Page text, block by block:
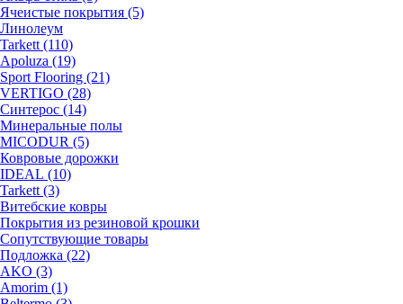
Ячеистые покрытия (5)
Линолеум
Tarkett (110)
Apoluza (19)
Sport Flooring (21)
VERTIGO (28)
Синтерос (14)
Минеральные полы
MICODUR (5)
Ковровые дорожки
IDEAL (10)
Tarkett (3)
Витебские ковры
Покрытия из резиновой крошки
Сопутствующие товары
Подложка (22)
AKO (3)
Amorim (1)